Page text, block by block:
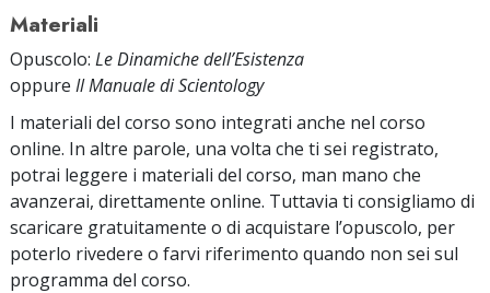
Materiali
Opuscolo: Le Dinamiche dell’Esistenza
oppure Il Manuale di Scientology
I materiali del corso sono integrati anche nel corso
online. In altre parole, una volta che ti sei registrato,
potrai leggere i materiali del corso, man mano che
avanzerai, direttamente online. Tuttavia ti consigliamo di
scaricare gratuitamente o di acquistare l’opuscolo, per
poterlo rivedere o farvi riferimento quando non sei sul
programma del corso.